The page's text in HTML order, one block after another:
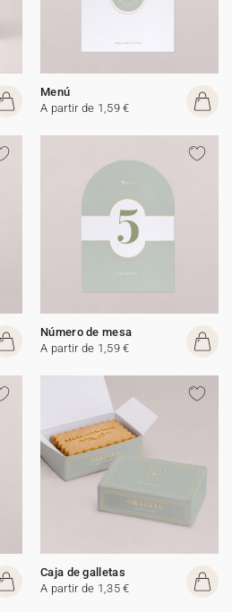
Menú
A partir de 1,59 €
Número de mesa
A partir de 1,59 €
Caja de galletas
A partir de 1,35 €